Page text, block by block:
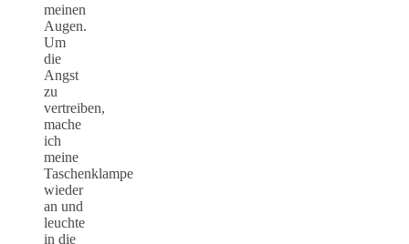
meinen
Augen.
Um
die
Angst
zu
vertreiben,
mache
ich
meine
Taschenklampe
wieder
an und
leuchte
in die